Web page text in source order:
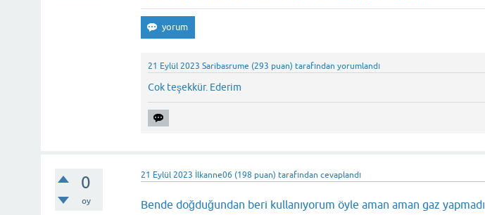
21 Eylül 2023 Saribasrume (293 puan) tarafından yorumlandı
Cok teşekkür. Ederim
0
oy
21 Eylül 2023 İlkanne06 (198 puan) tarafından cevaplandı
Bende doğduğundan beri kullanıyorum öyle aman aman gaz yapmadı